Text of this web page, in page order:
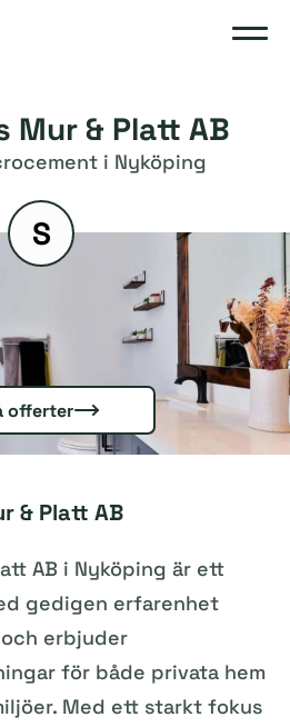
Mur & Platt AB
i Nyköping
S
offerter
& Platt AB
AB i Nyköping är ett
gedigen erfarenhet
erbjuder
för både privata hem
Med ett starkt fokus